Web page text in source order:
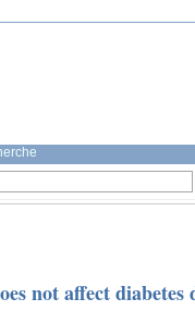
not affect